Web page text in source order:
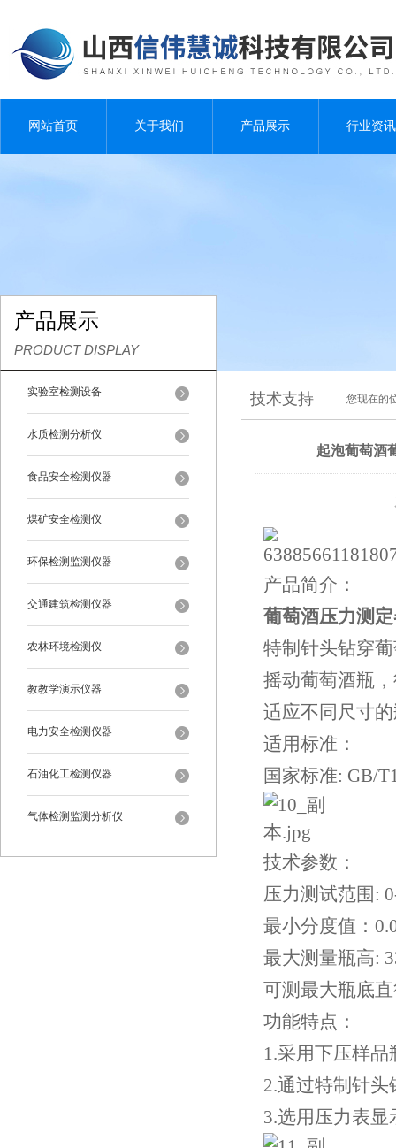
网站首页 关于我们 产品展示 行业资讯
产品展示
PRODUCT DISPLAY
实验室检测设备
水质检测分析仪
食品安全检测仪器
煤矿安全检测仪
环保检测监测仪器
交通建筑检测仪器
农林环境检测仪
教教学演示仪器
电力安全检测仪器
石油化工检测仪器
气体检测监测分析仪
技术支持 您现在的
起泡葡萄酒
产品简介：
葡萄酒压力测
特制针头钻穿
摇动葡萄酒瓶
适应不同尺寸
适用标准：
国家标准: GB/
技术参数：
压力测试范围:
最小分度值：
最大测量瓶高:
可测最大瓶底直
功能特点：
1.采用下压样
2.通过特制针
3.选用压力表